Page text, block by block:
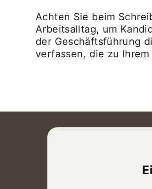
Achten Sie beim
Arbeitsalltag, um
der Geschäftsführung
verfassen, die zu